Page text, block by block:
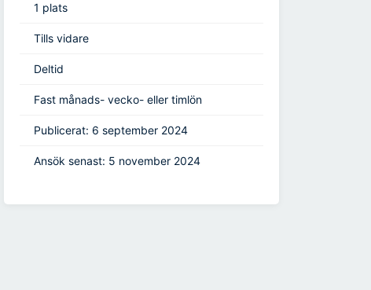
1 plats
Tills vidare
Deltid
Fast månads- vecko- eller timlön
Publicerat: 6 september 2024
Ansök senast: 5 november 2024